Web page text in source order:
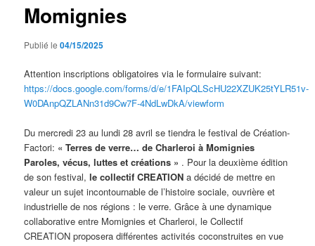
Momignies
Publié le04/15/2025
Attention inscriptions obligatoires via le formulaire suivant:
https://docs.google.com/forms/d/e/1FAIpQLScHU22XZUK25tYLR51v-
W0DAnpQZLANn31d9Cw7F-4NdLwDkA/viewform
Du mercredi 23 au lundi 28 avril se tiendra le festival de Création-
Factori: « Terres de verre… de Charleroi à Momignies
Paroles, vécus, luttes et créations » . Pour la deuxième édition
de son festival,le collectif CREATION a décidé de mettre en
valeur un sujet incontournable de l’histoire sociale, ouvrière et
industrielle de nos régions : le verre. Grâce à une dynamique
collaborative entre Momignies et Charleroi, le Collectif
CREATION proposera différentes activités coconstruites en vue